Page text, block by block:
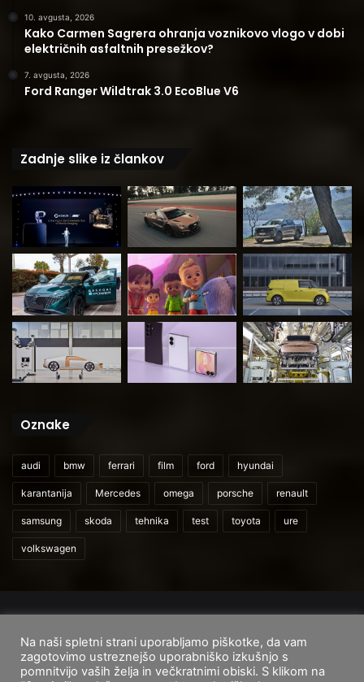
10. avgusta, 2026
Kako Carmen Sagrera ohranja voznikovo vlogo v dobi
električnih asfaltnih presežkov?
7. avgusta, 2026
Ford Ranger Wildtrak 3.0 EcoBlue V6
Zadnje slike iz člankov
Oznake
audi bmw ferrari film ford hyundai
karantanija Mercedes omega porsche renault
samsung skoda tehnika test toyota ure
volkswagen
Domov
O nas Cenik storitev Pogoji uporabe
Na naši spletni strani uporabljamo piškotke, da vam
zagotovimo ustreznejšo uporabniško izkušnjo s
pomnitvijo vaših želja in večkratnimi obiski. S klikom na